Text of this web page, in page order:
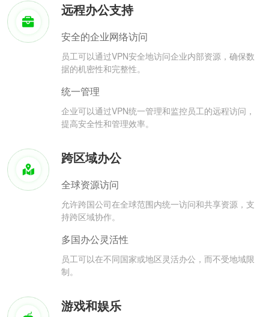
远程办公支持
安全的企业网络访问
员工可以通过VPN安全地访问企业内部资源，确保数
据的机密性和完整性。
统一管理
企业可以通过VPN统一管理和监控员工的远程访问，
提高安全性和管理效率。
跨区域办公
全球资源访问
允许跨国公司在全球范围内统一访问和共享资源，支
持跨区域协作。
多国办公灵活性
员工可以在不同国家或地区灵活办公，而不受地域限
制。
游戏和娱乐